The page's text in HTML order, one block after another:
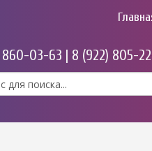
860-03-63 | 8 (922) 805-